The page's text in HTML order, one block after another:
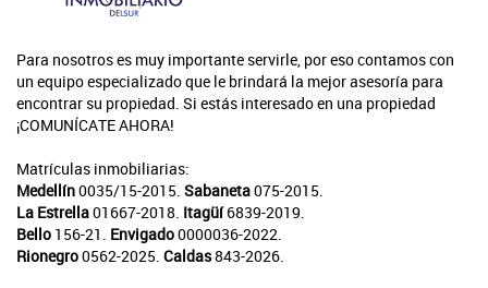
Para nosotros es muy importante servirle, por eso contamos con
un equipo especializado que le brindará la mejor asesoría para
encontrar su propiedad. Si estás interesado en una propiedad
¡COMUNÍCATE AHORA!
Matrículas inmobiliarias:
Medellín0035/15-2015. Sabaneta075-2015.
La Estrella01667-2018. Itagüí6839-2019.
Bello 156-21. Envigado0000036-2022.
Rionegro0562-2025. Caldas843-2026.